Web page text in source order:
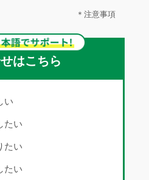
＊注意事項
はこちら
い
たい
たい
たい